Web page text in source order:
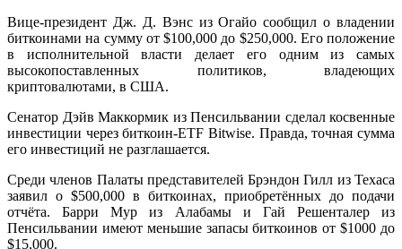
Вице-президент Дж. Д. Вэнс из Огайо сообщил о владении
биткоинами на сумму от $100,000 до $250,000. Его положение
в исполнительной власти делает его одним из самых
высокопоставленных политиков, владеющих
криптовалютами, в США.
Сенатор Дэйв Маккормик из Пенсильвании сделал косвенные
инвестиции через биткоин-ETF Bitwise. Правда, точная сумма
его инвестиций не разглашается.
Среди членов Палаты представителей Брэндон Гилл из Техаса
заявил о $500,000 в биткоинах, приобретённых до подачи
отчёта. Барри Мур из Алабамы и Гай Решенталер из
Пенсильвании имеют меньшие запасы биткоинов от $1000 до
$15,000.